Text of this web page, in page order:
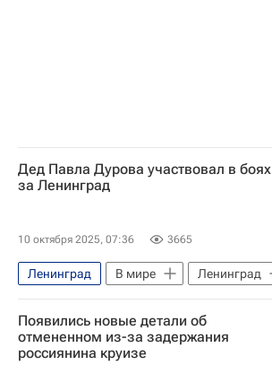
Дед Павла Дурова участвовал в боях
за Ленинград
10 октября 2025, 07:36 3665
Ленинград В мире
Ленинград
Европа
Тосно
Павел Дуров*
Красная звезда
Telegram
Великая Отечественная война (1941-1945)
Появились новые детали об
отмененном из-за задержания
россиянина круизе